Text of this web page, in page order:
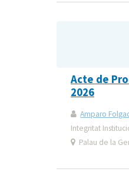
Acte de
2026
Amparo
Integritat
Palau de la